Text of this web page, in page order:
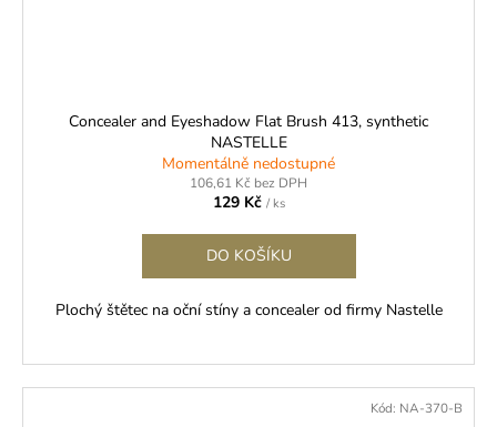
Concealer and Eyeshadow Flat Brush 413, synthetic
NASTELLE
Momentálně nedostupné
106,61 Kč bez DPH
129 Kč / ks
DO KOŠÍKU
Plochý štětec na oční stíny a concealer od firmy Nastelle
Kód: NA-370-B